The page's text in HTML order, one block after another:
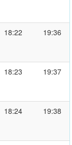
18:22 19:36
18:23 19:37
18:24 19:38